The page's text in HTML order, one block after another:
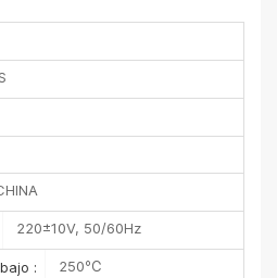
220±10V, 50/60Hz
: 250℃